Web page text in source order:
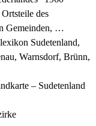
des
Gemeinden, …
Sudetenland,
Warnsdorf, Brünn,
– Sudetenland